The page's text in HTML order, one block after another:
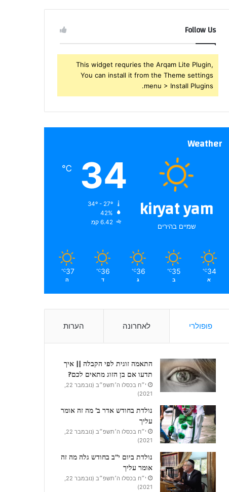
שלך
Follow Us
This widget requries the Arqam Lite Plugin,
You can install it from the Theme settings
menu > Install Plugins.
Weather
kiryat yam
שמיים בהירים
34
℃
42%
6.42 קמ
34
℃
א
35
℃
ב
36
℃
ג
36
℃
ד
37
℃
ה
פופולרי לאחרונה הערות
התאמה זוגית לפי הקבלה || איך
תדעו אם בן הזוג מתאים לכם?
י״ח בכסלו ה׳תשפ״ב (נובמבר 22,
2021)
נולדת בחודש אדר ב’ מה זה אומר
עליך
י״ח בכסלו ה׳תשפ״ב (נובמבר 22,
2021)
נולדת ביום י”ב בחודש גלה מה זה
אומר עליך
י״ח בכסלו ה׳תשפ״ב (נובמבר 22,
2021)